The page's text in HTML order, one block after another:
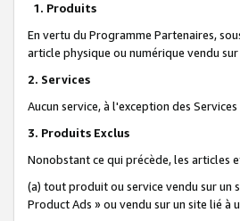
1. Produits
En vertu du Programme Partenaires,
article physique ou numérique vendu
2. Services
Aucun service, à l'exception des
3. Produits Exclus
Nonobstant ce qui précède, les articles
(a) tout produit ou service vendu sur un
Product Ads » ou vendu sur un site lié à